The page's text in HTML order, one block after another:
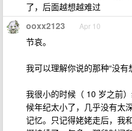
了，后面越想越难过
ooxx2123 Apr 10
节哀。
我可以理解你说的那种“没有
我很小的时候（ 10 岁之前
候年纪太小了，几乎没有太
记忆。只记得姥姥走后，我